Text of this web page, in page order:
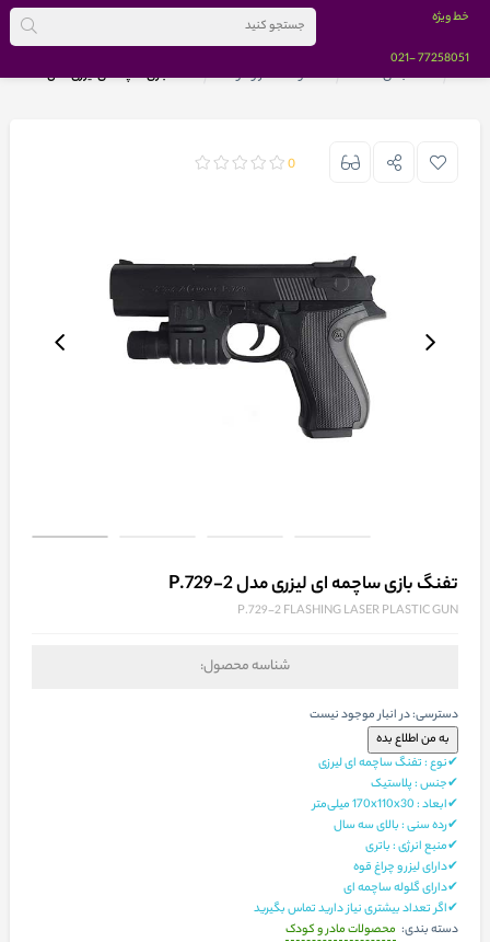
خط ویژه
77258051
-021
خانه
دسته بندی کالاها محصولات مادر و کودک تفنگ بازی ساچمه ای لیزری مدل P.729-2
تفنگ بازی ساچمه ای لیزری مدل P.729-2
P.729-2 FLASHING LASER PLASTIC GUN
شناسه محصول:
دسترسی:در انبار موجود نیست
✔نوع : تفنگ ساچمه ای لیرزی
✔جنس : پلاستیک
✔ابعاد : 170x110x30 میلی‌متر
✔رده سنی : بالای سه سال
✔منبع انرژی : باتری
✔دارای لیزر و چراغ قوه
✔دارای گلوله ساچمه ای
✔اگر تعداد بیشتری نیاز دارید تماس بگیرید
دسته بندی: محصولات مادر و کودک
0